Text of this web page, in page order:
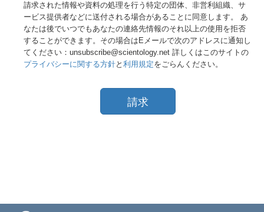
請求された情報や資料の処理を行う特定の団体、非営利組織、サ
ービス提供者などに送付される場合があることに同意します。 あ
なたは後でいつでもあなたの連絡先情報のそれ以上の使用を拒否
することができます。その場合はEメールで次のアドレスに通知し
てください：unsubscribe@scientology.net 詳しくはこのサイトの
プライバシーに関する方針と 利用規定をごらんください。
請求